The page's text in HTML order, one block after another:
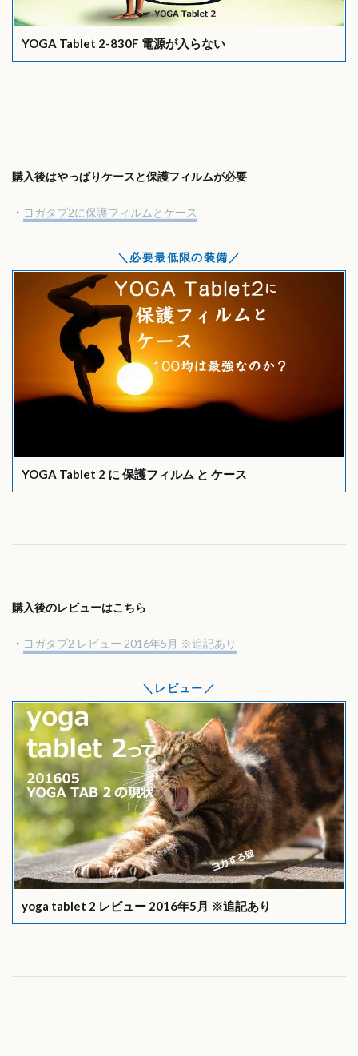
YOGA Tablet 2-830F 電源が入らない
購入後はやっぱりケースと保護フィルムが必要
・ ヨガタブ2に保護フィルムとケース
必要最低限の装備
YOGA Tablet 2 に 保護フィルム と ケース
購入後のレビューはこちら
・ ヨガタブ2 レビュー 2016年5月 ※追記あり
レビュー
yoga tablet 2 レビュー 2016年5月 ※追記あり